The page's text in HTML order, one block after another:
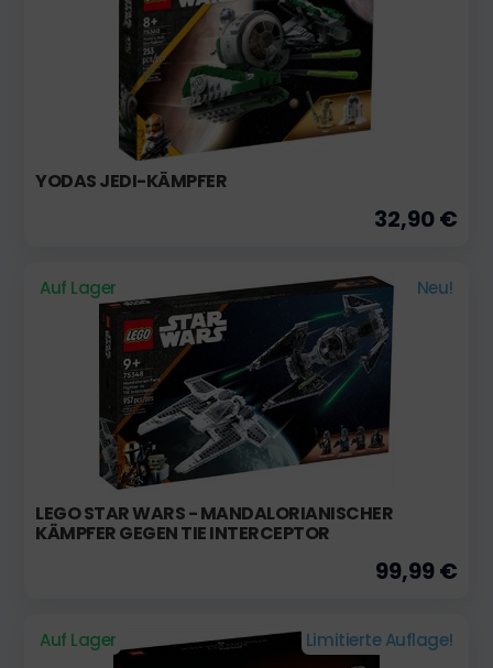
YODAS JEDI-KÄMPFER
32,90 €
Auf Lager Neu!
LEGO STAR WARS - MANDALORIANISCHER
KÄMPFER GEGEN TIE INTERCEPTOR
99,99 €
Auf Lager Limitierte Auflage!